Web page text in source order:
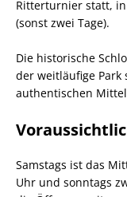
Ritterturnier statt, in
(sonst zwei Tage).
Die historische
der weitläufige
authentischen
Samstags ist das
Uhr und sonntags